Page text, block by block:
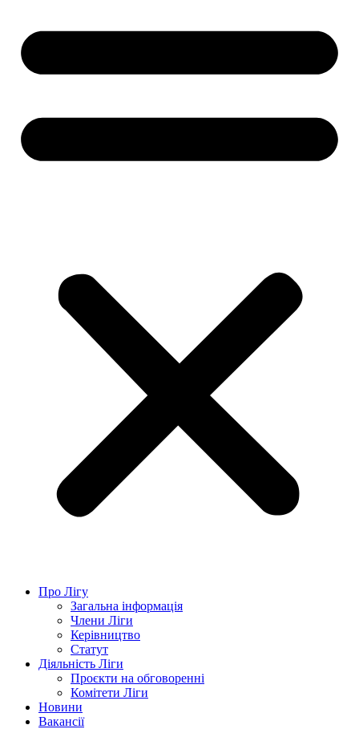
Про Лігу
Загальна інформація
Члени Ліги
Керівництво
Статут
Діяльність Ліги
Проєкти на обговоренні
Комітети Ліги
Новини
Вакансії